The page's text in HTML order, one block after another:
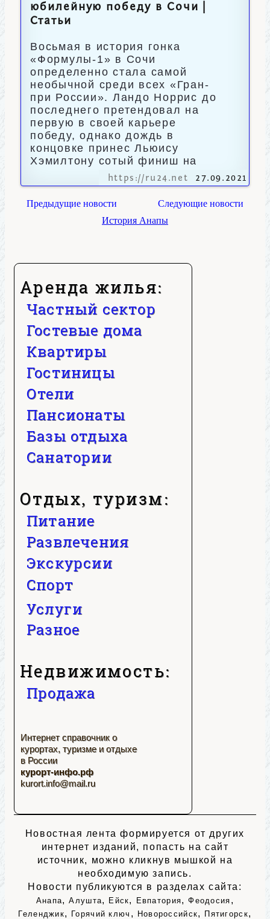
Аренда жилья:
Частный сектор
Гостевые дома
Квартиры
Гостиницы
Отели
Пансионаты
Базы отдыха
Санатории
Отдых, туризм:
Питание
Развлечения
Экскурсии
Спорт
Услуги
Разное
Недвижимость:
Продажа
Интернет справочник о
курортах, туризме и отдыхе
в России
курорт-инфо.рф
kurort.info@mail.ru
юбилейную победу в Сочи |
Статьи
Восьмая в история гонка
«Формулы-1» в Сочи
определенно стала самой
необычной среди всех «Гран-
при России». Ландо Норрис до
последнего претендовал на
первую в своей карьере
победу, однако дождь в
концовке принес Льюису
Хэмилтону сотый финиш на
https://ru24.net 27.09.2021
Предыдущие новости
Следующие новости
История Анапы
Новостная лента формируется от других
интернет изданий, попасть на сайт
источник, можно кликнув мышкой на
необходимую запись.
Новости публикуются в разделах сайта:
Анапа,Алушта, Ейск, Евпатория,Феодосия ,
Геленджик, Горячий ключ , Новороссийск, Пятигорск,